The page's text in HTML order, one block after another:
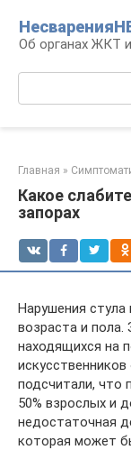
контенту
Об органах ЖКТ
Главная »
Какое
запорах
Нарушения стула
возраста и
находящихся на
подсчитали, что
50% взрослых и
недостаточная
которая может